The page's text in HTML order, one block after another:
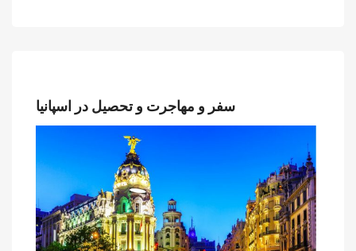
سفر و مهاجرت و تحصیل در اسپانیا